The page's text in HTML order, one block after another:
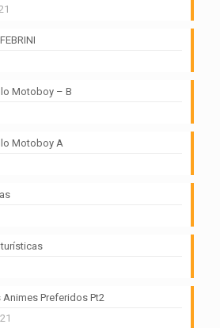
Motoboy – B
Motoboy A
Preferidos Pt2